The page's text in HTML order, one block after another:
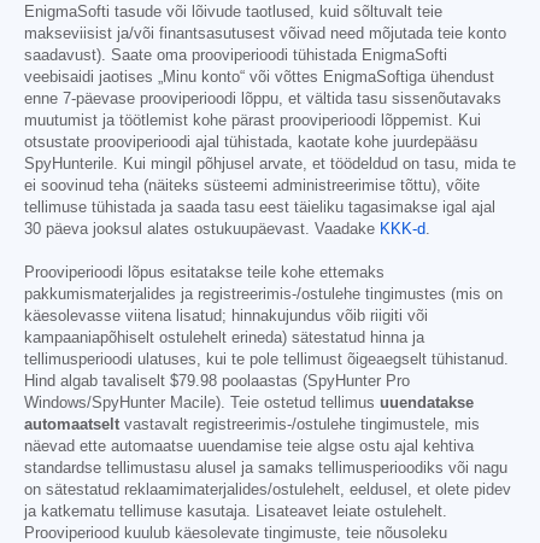
EnigmaSofti tasude või lõivude taotlused, kuid sõltuvalt teie
makseviisist ja/või finantsasutusest võivad need mõjutada teie konto
saadavust). Saate oma prooviperioodi tühistada EnigmaSofti
veebisaidi jaotises „Minu konto“ või võttes EnigmaSoftiga ühendust
enne 7-päevase prooviperioodi lõppu, et vältida tasu sissenõutavaks
muutumist ja töötlemist kohe pärast prooviperioodi lõppemist. Kui
otsustate prooviperioodi ajal tühistada, kaotate kohe juurdepääsu
SpyHunterile. Kui mingil põhjusel arvate, et töödeldud on tasu, mida te
ei soovinud teha (näiteks süsteemi administreerimise tõttu), võite
tellimuse tühistada ja saada tasu eest täieliku tagasimakse igal ajal
30 päeva jooksul alates ostukuupäevast. Vaadake KKK-d
Prooviperioodi lõpus esitatakse teile kohe ettemaks
pakkumismaterjalides ja registreerimis-/ostulehe tingimustes (mis on
käesolevasse viitena lisatud; hinnakujundus võib riigiti või
kampaaniapõhiselt ostulehelt erineda) sätestatud hinna ja
tellimusperioodi ulatuses, kui te pole tellimust õigeaegselt tühistanud.
Hind algab tavaliselt $79.98 poolaastas (SpyHunter Pro
Windows/SpyHunter Macile). Teie ostetud tellimus uuendatakse
automaatselt vastavalt registreerimis-/ostulehe tingimustele, mis
näevad ette automaatse uuendamise teie algse ostu ajal kehtiva
standardse tellimustasu alusel ja samaks tellimusperioodiks või nagu
on sätestatud reklaamimaterjalides/ostulehelt, eeldusel, et olete pidev
ja katkematu tellimuse kasutaja. Lisateavet leiate ostulehelt.
Prooviperiood kuulub käesolevate tingimuste, teie nõusoleku